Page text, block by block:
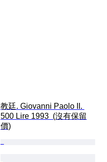
教廷. Giovanni Paolo II.
500 Lire 1993  (沒有保留
價)